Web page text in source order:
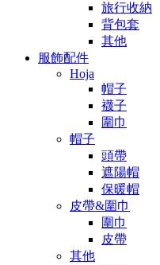
旅行收納
背包套
其他
服飾配件
Hoja
帽子
襪子
圍巾
帽子
頭帶
遮陽帽
保暖帽
皮帶&圍巾
圍巾
皮帶
其他